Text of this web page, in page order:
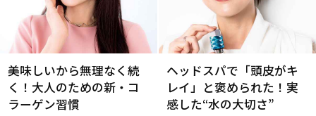
美味しいから無理なく続
く！大人のための新・コ
ラーゲン習慣
ヘッドスパで「頭皮がキ
レイ」と褒められた！実
感した“水の大切さ”